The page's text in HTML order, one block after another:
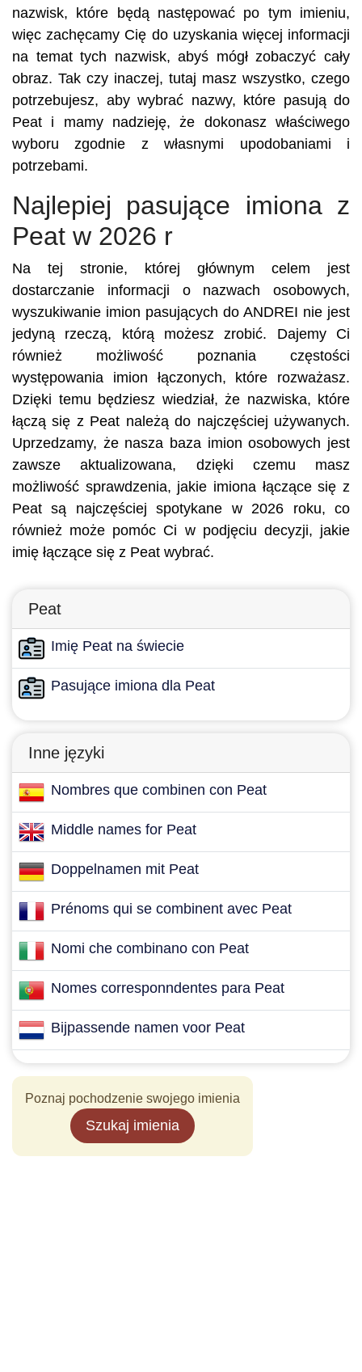
nazwisk, które będą następować po tym imieniu,
więc zachęcamy Cię do uzyskania więcej informacji
na temat tych nazwisk, abyś mógł zobaczyć cały
obraz. Tak czy inaczej, tutaj masz wszystko, czego
potrzebujesz, aby wybrać nazwy, które pasują do
Peat i mamy nadzieję, że dokonasz właściwego
wyboru zgodnie z własnymi upodobaniami i
potrzebami.
Najlepiej pasujące imiona z
Peat w 2026 r
Na tej stronie, której głównym celem jest
dostarczanie informacji o nazwach osobowych,
wyszukiwanie imion pasujących do ANDREI nie jest
jedyną rzeczą, którą możesz zrobić. Dajemy Ci
również możliwość poznania częstości
występowania imion łączonych, które rozważasz.
Dzięki temu będziesz wiedział, że nazwiska, które
łączą się z Peat należą do najczęściej używanych.
Uprzedzamy, że nasza baza imion osobowych jest
zawsze aktualizowana, dzięki czemu masz
możliwość sprawdzenia, jakie imiona łączące się z
Peat są najczęściej spotykane w 2026 roku, co
również może pomóc Ci w podjęciu decyzji, jakie
imię łączące się z Peat wybrać.
Peat
Imię Peat na świecie
Pasujące imiona dla Peat
Inne języki
Nombres que combinen con Peat
Middle names for Peat
Doppelnamen mit Peat
Prénoms qui se combinent avec Peat
Nomi che combinano con Peat
Nomes corresponndentes para Peat
Bijpassende namen voor Peat
Poznaj pochodzenie swojego imienia
Szukaj imienia